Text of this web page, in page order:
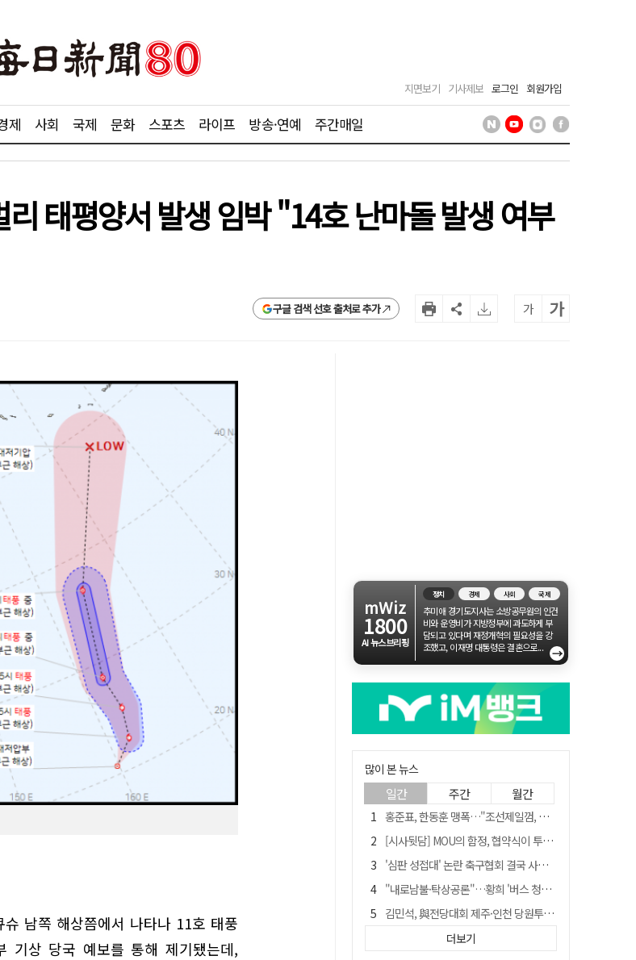
지면보기 기사제보 로그인 회원가입
제 사회 국제 문화 스포츠 라이프 방송·연예 주간매일
태평양서 발생 임박 "14호 난마돌 발생 여부
구글 검색 선호 출처로 추가 가 가
남쪽 해상쯤에서 나타나 11호 태풍
기상 당국 예보를 통해 제기됐는데,
mWiz
1800
AI 뉴스브리핑
정치 경제 사회 국제
추미애 경기도지사는 소방공무원의 인건
비와 운영비가 지방정부에 과도하게 부
담되고 있다며 재정개혁의 필요성을 강
조했고, 이재명 대통령은 결혼으로...
→
많이 본 뉴스
일간 주간 월간
홍준표, 한동훈 맹폭…"조선제일껌, 권력에 살고 권력에 죽었다"
[시사뒷담] MOU의 함정, 협약식이 투자 확정은 아니긴 해
'심판 성접대' 논란 축구협회 결국 사과…"깊이 반성, 쇄신하겠다"
"내로남불·탁상공론"…황희 '버스 청년주택' 제안에 與 내부서도 쓴소리
김민석, 與전당대회 제주·인천 당원투표서 승리…누적 득표는 '초박빙'
"경로당 통장에 비밀번호가 적혀 있다"…전국 돌며 경로당 13곳 턴 30대 구속
더보기